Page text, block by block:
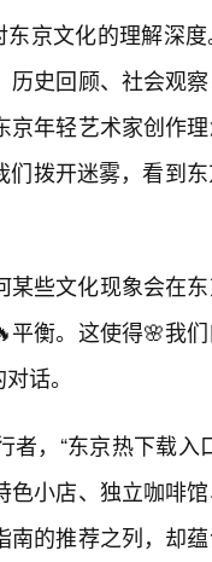
京文化的理解深
史回顾、社会观
年轻艺术家创作
拨开迷雾，看到
些文化现象会在
衡。这使得🌸我
话。
，“东京热下载入
小店、独立咖啡
的推荐之列，却